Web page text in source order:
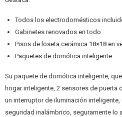
Todos los electrodomésticos
Gabinetes renovados en todo
Pisos de loseta cerámica 18×18 en
Paquetes de domótica inteligente
Su paquete de domótica inteligente,
hogar inteligente, 2 sensores de puerta
un interruptor de iluminación
seguridad inalámbrico, seguramente lo